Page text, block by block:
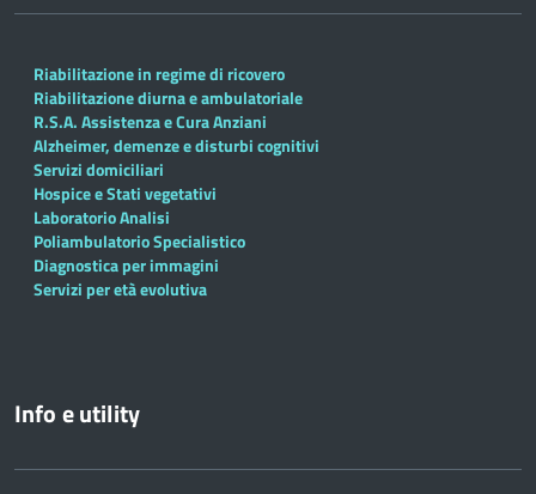
Riabilitazione in regime di ricovero
Riabilitazione diurna e ambulatoriale
R.S.A. Assistenza e Cura Anziani
Alzheimer, demenze e disturbi cognitivi
Servizi domiciliari
Hospice e Stati vegetativi
Laboratorio Analisi
Poliambulatorio Specialistico
Diagnostica per immagini
Servizi per età evolutiva
Info e utility